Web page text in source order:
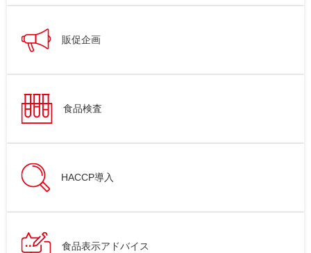
販促企画
食品検査
HACCP導入
食品表示アドバイス